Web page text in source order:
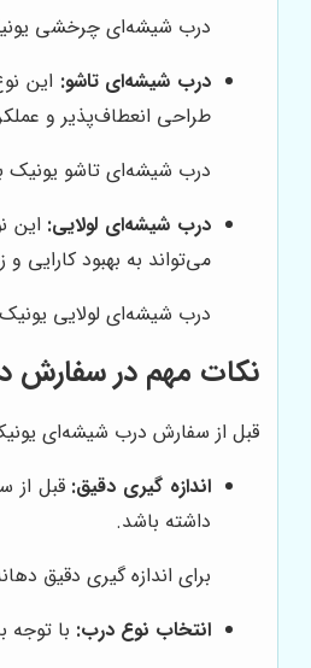
درب شیشه‌ای چرخشی یونیک
درب شیشه‌ای تاشو: این
طراحی انعطاف‌پذیر و
درب شیشه‌ای تاشو یونیک
درب شیشه‌ای لولایی: این
می‌تواند به بهبود کارایی
درب شیشه‌ای لولایی
نکات مهم در سفارش
قبل از سفارش درب شیشه‌ای
اندازه گیری دقیق: قبل از
داشته باشد.
برای اندازه گیری دقیق
انتخاب نوع درب: با